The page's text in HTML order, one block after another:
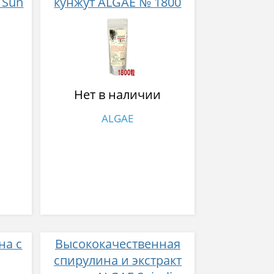
Нет в наличии
ALGAE
с
Высококачественная
спирулина и экстракт